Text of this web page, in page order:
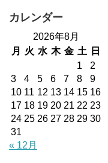
カレンダー
2026年8月
月
火 水 木 金 土
日
1
2
3
4 5 6 7 8
9
10 11 12 13 14 15 16
17 18 19 20 21 22 23
24 25 26 27 28 29 30
31
« 12月